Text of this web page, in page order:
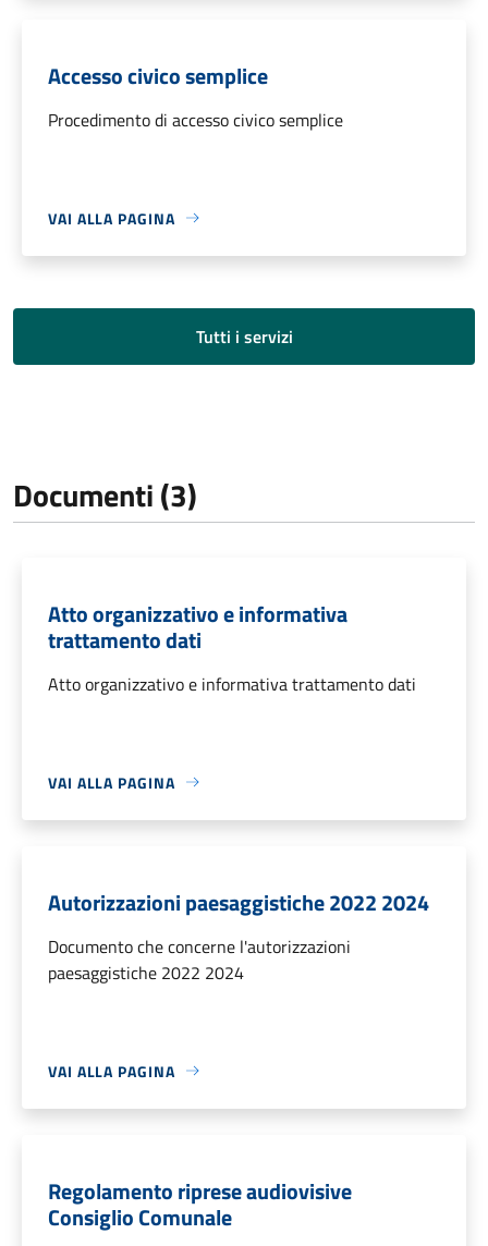
Accesso civico semplice
Procedimento di accesso civico semplice
VAI ALLA PAGINA
Tutti i servizi
Documenti (3)
Atto organizzativo e informativa
trattamento dati
Atto organizzativo e informativa trattamento dati
VAI ALLA PAGINA
Autorizzazioni paesaggistiche 2022 2024
Documento che concerne l'autorizzazioni
paesaggistiche 2022 2024
VAI ALLA PAGINA
Regolamento riprese audiovisive
Consiglio Comunale